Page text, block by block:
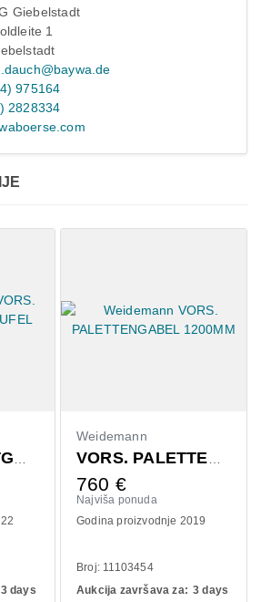
Giebelstadt
1
975164
2828334
VORS. LEICHTGUTSCHAUFEL 1400MM
3 days
Weidemann
VORS. PALETTENGABEL 1200MM
760 €
Najviša ponuda
Godina proizvodnje 2019
Broj: 11103454
Aukcija završava za: 3 days